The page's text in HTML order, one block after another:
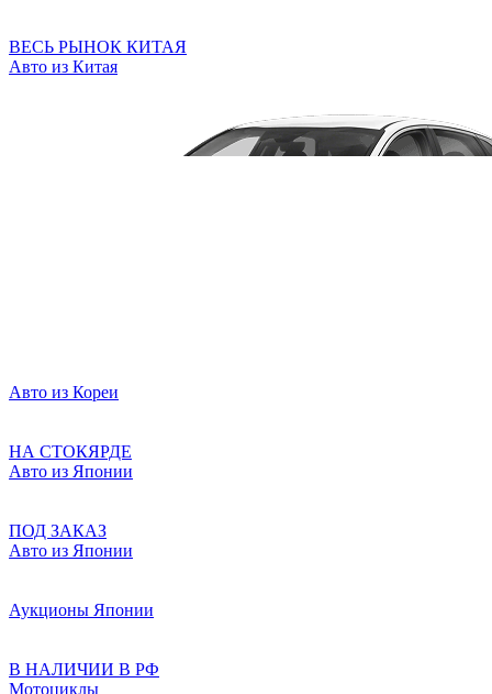
ВЕСЬ РЫНОК КИТАЯ
Авто из Китая
Авто из Кореи
НА СТОКЯРДЕ
Авто из Японии
ПОД ЗАКАЗ
Авто из Японии
Аукционы Японии
В НАЛИЧИИ В РФ
Мотоциклы